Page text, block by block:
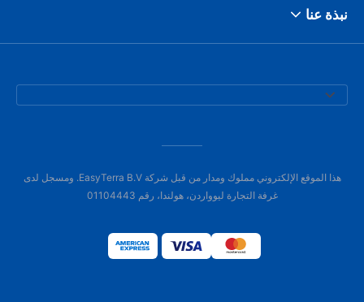
نبذة عنا
هذا الموقع الإلكتروني مملوك ومدار من قبل شركة EasyTerra B.V. ومسجل لدى
غرفة التجارة ليوواردن، هولندا، رقم 01104443